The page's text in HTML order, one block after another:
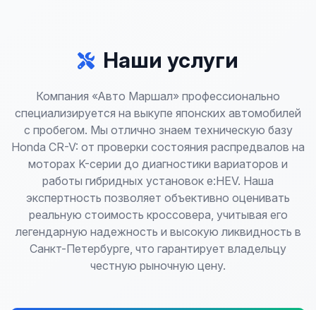
Наши услуги
Компания «Авто Маршал» профессионально
специализируется на выкупе японских автомобилей
с пробегом. Мы отлично знаем техническую базу
Honda CR-V: от проверки состояния распредвалов на
моторах K-серии до диагностики вариаторов и
работы гибридных установок e:HEV. Наша
экспертность позволяет объективно оценивать
реальную стоимость кроссовера, учитывая его
легендарную надежность и высокую ликвидность в
Санкт-Петербурге, что гарантирует владельцу
честную рыночную цену.